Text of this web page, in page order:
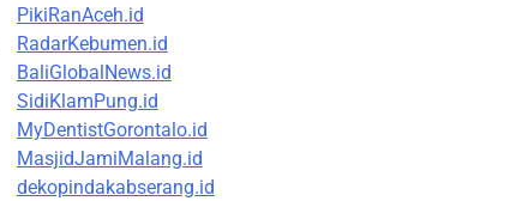
PikiRanAceh.id
RadarKebumen.id
BaliGlobalNews.id
SidiKlamPung.id
MyDentistGorontalo.id
MasjidJamiMalang.id
dekopindakabserang.id